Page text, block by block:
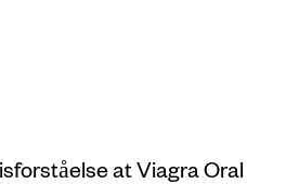
at Viagra Oral